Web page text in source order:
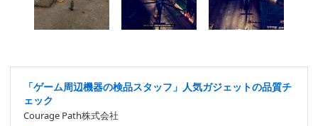
「ゲーム周辺機器の検品スタッフ」人気ガジェットの品質チ
ェック
Courage Path株式会社